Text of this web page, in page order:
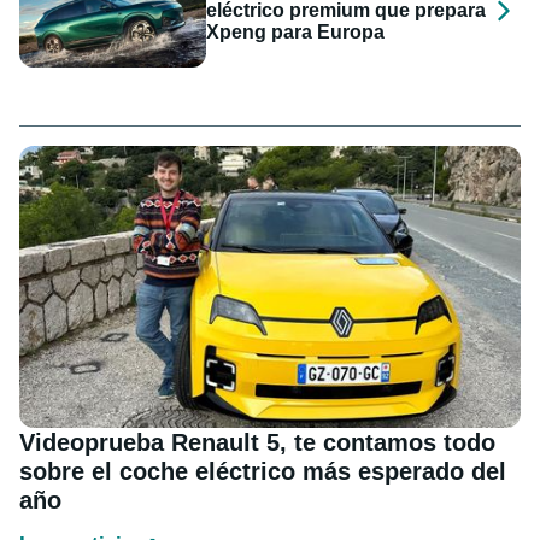
eléctrico premium que prepara
Xpeng para Europa
Videoprueba Renault 5, te contamos todo
sobre el coche eléctrico más esperado del
año